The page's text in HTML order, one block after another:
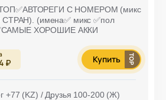
С НОМЕРОМ (микс
(имена✅ микс ✅пол
ХОРОШИЕ АККИ
₽ Купить
+77 (KZ) / Друзья 100-200 (Ж)